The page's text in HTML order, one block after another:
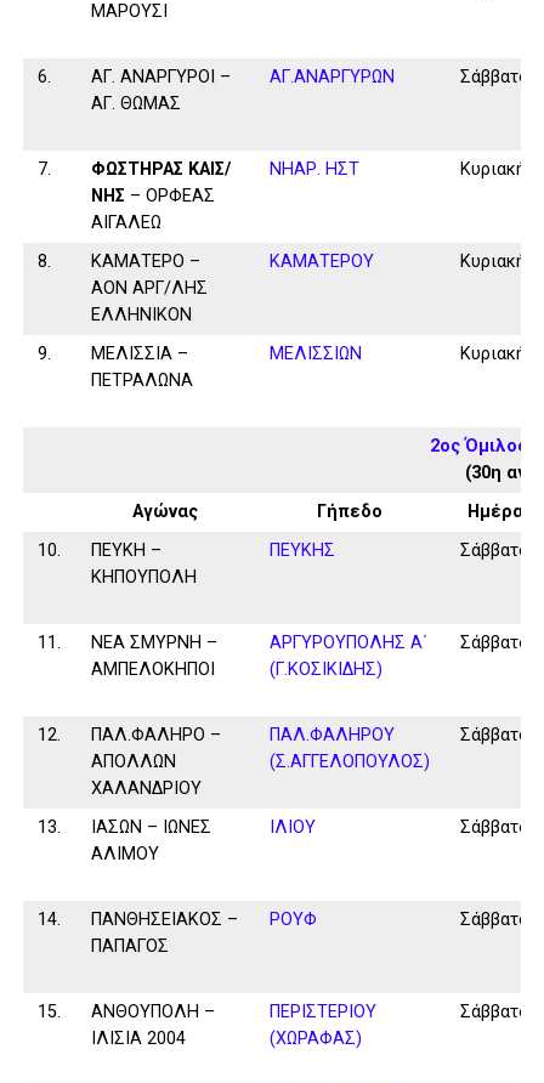
ΜΑΡΟΥΣΙ
6.
ΑΓ. ΑΝΑΡΓΥΡΟΙ –
ΑΓ. ΘΩΜΑΣ
ΑΓ.ΑΝΑΡΓΥΡΩΝ Σάββατο
7.
ΦΩΣΤΗΡΑΣ ΚΑΙΣ/
ΝΗΣ – ΟΡΦΕΑΣ
ΑΙΓΑΛΕΩ
ΝΗΑΡ. ΗΣΤ Κυριακή
8.
ΚΑΜΑΤΕΡΟ –
ΑΟΝ ΑΡΓ/ΛΗΣ
ΕΛΛΗΝΙΚΟΝ
ΚΑΜΑΤΕΡΟΥ Κυριακή
9.
ΜΕΛΙΣΣΙΑ –
ΠΕΤΡΑΛΩΝΑ
ΜΕΛΙΣΣΙΩΝ Κυριακή
2ος Όμιλος
(30η
Αγώνας
Γήπεδο
Ημέρα
10.
ΠΕΥΚΗ –
ΚΗΠΟΥΠΟΛΗ
ΠΕΥΚΗΣ Σάββατο
11.
ΝΕΑ ΣΜΥΡΝΗ –
ΑΜΠΕΛΟΚΗΠΟΙ
ΑΡΓΥΡΟΥΠΟΛΗΣ Α΄
(Γ.ΚΟΣΙΚΙΔΗΣ)
Σάββατο
12.
ΠΑΛ.ΦΑΛΗΡΟ –
ΑΠΟΛΛΩΝ
ΧΑΛΑΝΔΡΙΟΥ
ΠΑΛ.ΦΑΛΗΡΟΥ
(Σ.ΑΓΓΕΛΟΠΟΥΛΟΣ)
Σάββατο
13.
ΙΑΣΩΝ – ΙΩΝΕΣ
ΑΛΙΜΟΥ
ΙΛΙΟΥ Σάββατο
14.
ΠΑΝΘΗΣΕΙΑΚΟΣ –
ΠΑΠΑΓΟΣ
ΡΟΥΦ Σάββατο
15.
ΑΝΘΟΥΠΟΛΗ –
ΙΛΙΣΙΑ 2004
ΠΕΡΙΣΤΕΡΙΟΥ
(ΧΩΡΑΦΑΣ)
Σάββατο